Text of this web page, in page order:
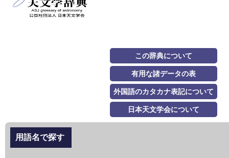
この辞典について
有用な諸データの表
外国語のカタカナ表記について
日本天文学会について
用語名で探す